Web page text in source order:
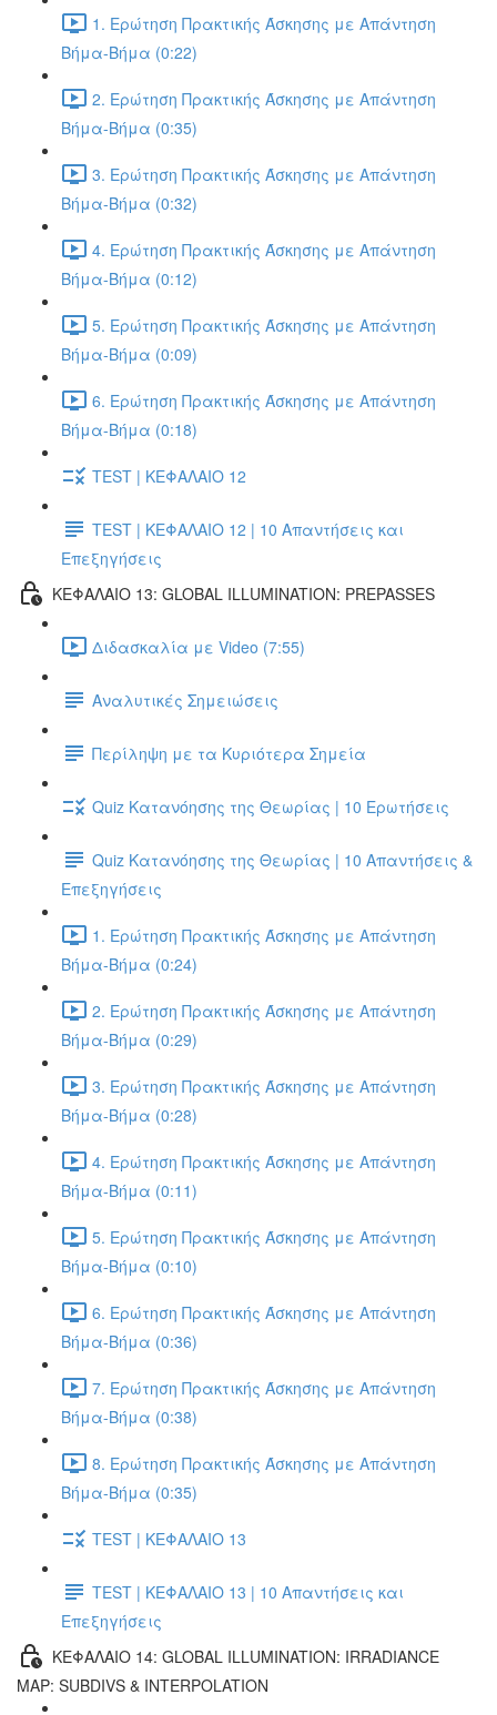
1. Ερώτηση Πρακτικής Άσκησης με Απάντηση
Βήμα-Βήμα (0:22)
2. Ερώτηση Πρακτικής Άσκησης με Απάντηση
Βήμα-Βήμα (0:35)
3. Ερώτηση Πρακτικής Άσκησης με Απάντηση
Βήμα-Βήμα (0:32)
4. Ερώτηση Πρακτικής Άσκησης με Απάντηση
Βήμα-Βήμα (0:12)
5. Ερώτηση Πρακτικής Άσκησης με Απάντηση
Βήμα-Βήμα (0:09)
6. Ερώτηση Πρακτικής Άσκησης με Απάντηση
Βήμα-Βήμα (0:18)
TEST | ΚΕΦΑΛΑΙΟ 12
TEST | ΚΕΦΑΛΑΙΟ 12 | 10 Απαντήσεις και
Επεξηγήσεις
ΚΕΦΑΛΑΙΟ 13: GLOBAL ILLUMINATION: PREPASSES
Διδασκαλία με Video (7:55)
Αναλυτικές Σημειώσεις
Περίληψη με τα Κυριότερα Σημεία
Quiz Κατανόησης της Θεωρίας | 10 Ερωτήσεις
Quiz Κατανόησης της Θεωρίας | 10 Απαντήσεις &
Επεξηγήσεις
1. Ερώτηση Πρακτικής Άσκησης με Απάντηση
Βήμα-Βήμα (0:24)
2. Ερώτηση Πρακτικής Άσκησης με Απάντηση
Βήμα-Βήμα (0:29)
3. Ερώτηση Πρακτικής Άσκησης με Απάντηση
Βήμα-Βήμα (0:28)
4. Ερώτηση Πρακτικής Άσκησης με Απάντηση
Βήμα-Βήμα (0:11)
5. Ερώτηση Πρακτικής Άσκησης με Απάντηση
Βήμα-Βήμα (0:10)
6. Ερώτηση Πρακτικής Άσκησης με Απάντηση
Βήμα-Βήμα (0:36)
7. Ερώτηση Πρακτικής Άσκησης με Απάντηση
Βήμα-Βήμα (0:38)
8. Ερώτηση Πρακτικής Άσκησης με Απάντηση
Βήμα-Βήμα (0:35)
TEST | ΚΕΦΑΛΑΙΟ 13
TEST | ΚΕΦΑΛΑΙΟ 13 | 10 Απαντήσεις και
Επεξηγήσεις
ΚΕΦΑΛΑΙΟ 14: GLOBAL ILLUMINATION: IRRADIANCE
MAP: SUBDIVS & INTERPOLATION